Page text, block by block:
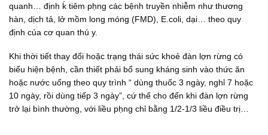
quanh… định ḱ tiêm pḥng các bệnh truyền nhiễm như thương
hàn, dịch tả, lở mồm long móng (FMD), E.coli, dại… theo quy
định của cơ quan thú y.
Khi thời tiết thay đổi hoặc trạng thái sức khoẻ đàn lợn rừng có
biểu hiện bệnh, cần thiết phải bổ sung kháng sinh vào thức ăn
hoặc nước uống theo quy trình “ dùng thuốc 3 ngày, nghỉ 7 hoặc
10 ngày, rồi dùng tiếp 3 ngày”, cứ thế cho đến khi đàn lợn rừng
trở lại bình thường, với liều pḥng chỉ bằng 1/2-1/3 liều điều trị…